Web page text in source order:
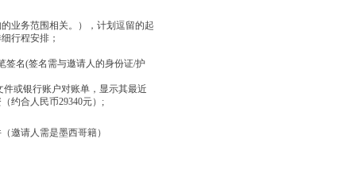
业务范围相关。），计划逗留的起
行程安排；
签名(签名需与邀请人的身份证/护
或银行账户对账单，显示其最近
约合人民币29340元）;
邀请人需是墨西哥籍）